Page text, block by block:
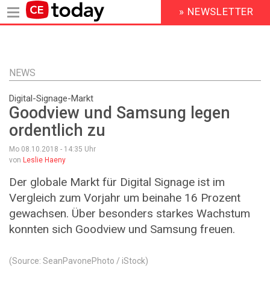
Inhalt
HEADER
MENU
» NEWSLETTER
NEWS
Digital-Signage-Markt
Goodview und Samsung legen
ordentlich zu
Mo 08.10.2018 - 14:35 Uhr
von Leslie Haeny
Der globale Markt für Digital Signage ist im
Vergleich zum Vorjahr um beinahe 16 Prozent
gewachsen. Über besonders starkes Wachstum
konnten sich Goodview und Samsung freuen.
(Source: SeanPavonePhoto / iStock)